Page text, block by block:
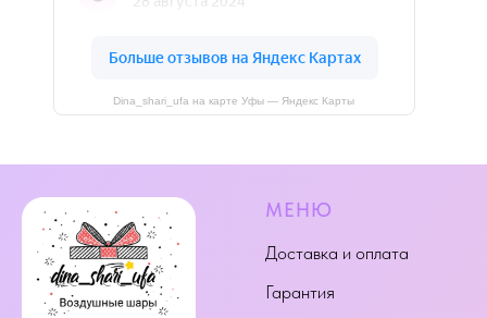
Dina_shari_ufa на карте Уфы — Яндекс Карты
МЕНЮ
Доставка и оплата
Гарантия